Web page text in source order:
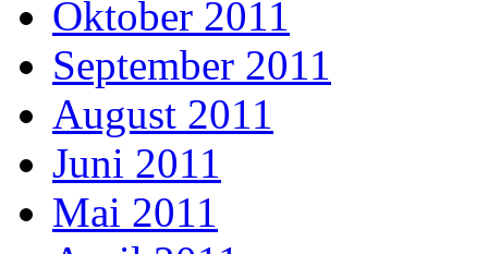
Oktober 2011
September 2011
August 2011
Juni 2011
Mai 2011